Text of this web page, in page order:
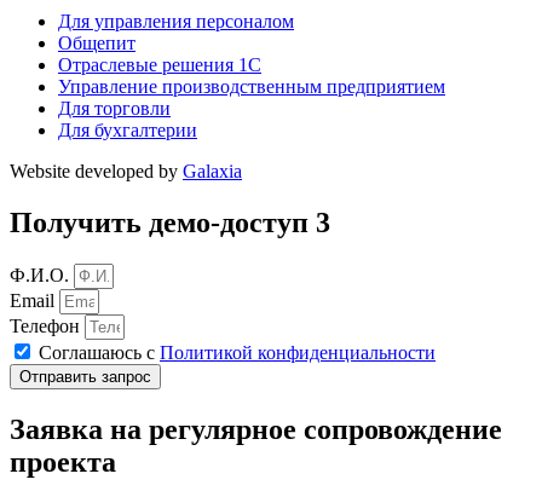
Для управления персоналом
Общепит
Отраслевые решения 1С
Управление производственным предприятием
Для торговли
Для бухгалтерии
Website developed by Galaxia
Получить демо-доступ 3
Ф.И.О.
Email
Телефон
Соглашаюсь с Политикой конфиденциальности
Отправить запрос
Заявка на регулярное сопровождение
проекта